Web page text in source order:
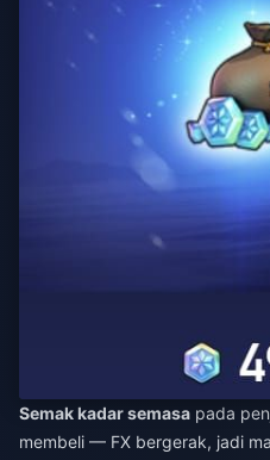
Semak kadar semasa pada
membeli — FX bergerak, jadi